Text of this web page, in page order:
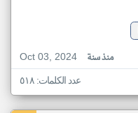
Oct 03, 2024
منذ سنة
عدد الكلمات: ٥١٨